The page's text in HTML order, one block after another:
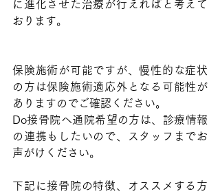
に進化させた治療が行えればと考えて
おります。
保険施術が可能ですが、慢性的な症状
の方は保険施術適応外となる可能性が
ありますのでご確認ください。
Do接骨院へ通院希望の方は、診療情報
の連携もしたいので、スタッフまでお
声がけください。
下記に接骨院の特徴、オススメする方